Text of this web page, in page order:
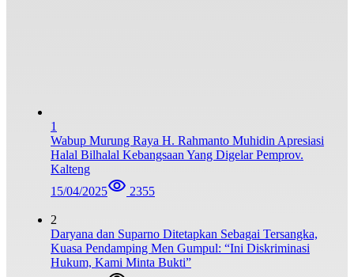
1
Wabup Murung Raya H. Rahmanto Muhidin Apresiasi
Halal Bilhalal Kebangsaan Yang Digelar Pemprov.
Kalteng
15/04/2025
2355
2
Daryana dan Suparno Ditetapkan Sebagai Tersangka,
Kuasa Pendamping Men Gumpul: “Ini Diskriminasi
Hukum, Kami Minta Bukti”